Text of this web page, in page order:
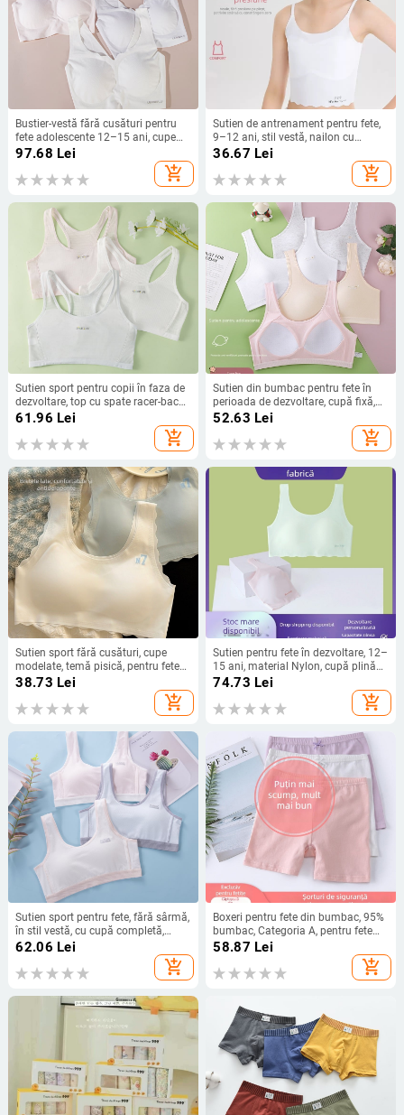
Bustier-vestă fără cusături pentru
fete adolescente 12–15 ani, cupe
pline, cupe turnate subțiri din nylon;
țesătură viscoză; căptușeală din
mătase de mulberry; bretele fixe,
97.68 Lei
add_shopping_cart
Sutien de antrenament pentru fete,
9–12 ani, stil vestă, nailon cu
căptușeală din bumbac
36.67 Lei
add_shopping_cart
Sutien sport pentru copii în faza de
dezvoltare, top cu spate racer-back,
pentru fete 9–13 ani, din bumbac
61.96 Lei
add_shopping_cart
Sutien din bumbac pentru fete în
perioada de dezvoltare, cupă fixă,
maieu din plasă respirabilă, cupă
52.63 Lei
add_shopping_cart
Sutien sport fără cusături, cupe
modelate, temă pisică, pentru fete
9–16 ani
38.73 Lei
add_shopping_cart
Sutien pentru fete în dezvoltare, 12–
15 ani, material Nylon, cupă plină
cu formă subțire din spumă, bretele
fixe duble, imprimeu, respirabil și
confortabil
74.73 Lei
add_shopping_cart
Sutien sport pentru fete, fără sârmă,
în stil vestă, cu cupă completă,
cupă ușor modelată, material: 45%
bumbac, 45% fibre regenerată din
celuloză, 10% elastan, fără cusături,
62.06 Lei
add_shopping_cart
Boxeri pentru fete din bumbac, 95%
bumbac, Categoria A, pentru fete
peste 8 ani și înălțime peste 140
58.87 Lei
add_shopping_cart